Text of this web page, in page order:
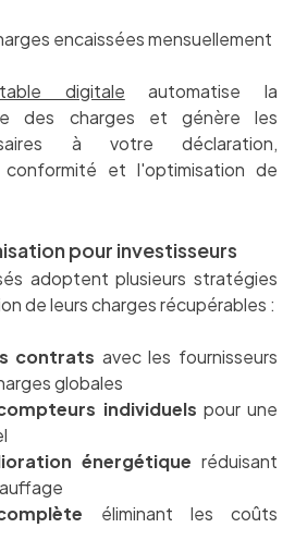
encaissées mensuellement
digitale automatise la
des charges et génère les
à votre déclaration,
conformité et l'optimisation de
pour investisseurs
adoptent plusieurs stratégies
de leurs charges récupérables :
contrats avec les fournisseurs
globales
individuels pour une
énergétique réduisant
éliminant les coûts